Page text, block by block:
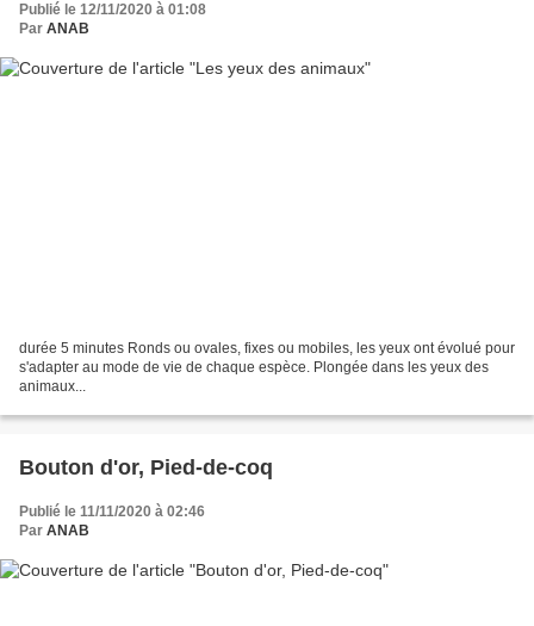
Publié le 12/11/2020 à 01:08
Par ANAB
durée 5 minutes Ronds ou ovales, fixes ou mobiles, les yeux ont évolué pour
s'adapter au mode de vie de chaque espèce. Plongée dans les yeux des
animaux...
Bouton d'or, Pied-de-coq
Publié le 11/11/2020 à 02:46
Par ANAB